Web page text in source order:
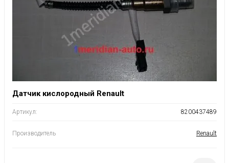
Датчик кислородный Renault
Артикул: 8200437489
Производитель Renault